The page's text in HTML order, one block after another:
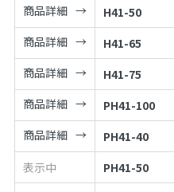
商品詳細
H41-50
商品詳細
H41-65
商品詳細
H41-75
商品詳細
PH41-100
商品詳細
PH41-40
表示中
PH41-50